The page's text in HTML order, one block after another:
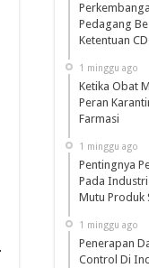
Pedagang
Ketentuan
1 minggu ago
Ketika Obat
Peran
Farmasi
1 minggu ago
Pentingnya
Pada Industri
Mutu Produk
1 minggu ago
Penerapan
Control Di